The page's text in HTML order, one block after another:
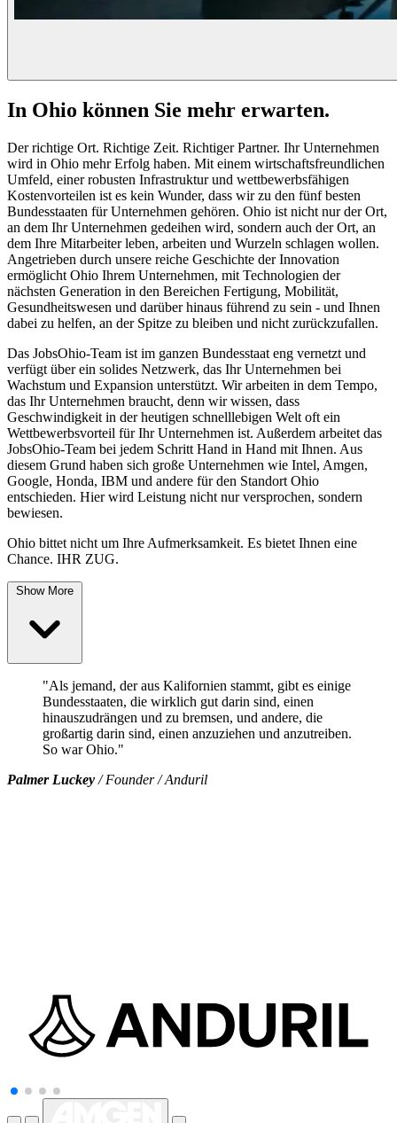
In Ohio können Sie mehr erwarten.
Der richtige Ort. Richtige Zeit. Richtiger Partner. Ihr Unternehmen
wird in Ohio mehr Erfolg haben. Mit einem wirtschaftsfreundlichen
Umfeld, einer robusten Infrastruktur und wettbewerbsfähigen
Kostenvorteilen ist es kein Wunder, dass wir zu den fünf besten
Bundesstaaten für Unternehmen gehören. Ohio ist nicht nur der Ort,
an dem Ihr Unternehmen gedeihen wird, sondern auch der Ort, an
dem Ihre Mitarbeiter leben, arbeiten und Wurzeln schlagen wollen.
Angetrieben durch unsere reiche Geschichte der Innovation
ermöglicht Ohio Ihrem Unternehmen, mit Technologien der
nächsten Generation in den Bereichen Fertigung, Mobilität,
Gesundheitswesen und darüber hinaus führend zu sein - und Ihnen
dabei zu helfen, an der Spitze zu bleiben und nicht zurückzufallen.
Das JobsOhio-Team ist im ganzen Bundesstaat eng vernetzt und
verfügt über ein solides Netzwerk, das Ihr Unternehmen bei
Wachstum und Expansion unterstützt. Wir arbeiten in dem Tempo,
das Ihr Unternehmen braucht, denn wir wissen, dass
Geschwindigkeit in der heutigen schnelllebigen Welt oft ein
Wettbewerbsvorteil für Ihr Unternehmen ist. Außerdem arbeitet das
JobsOhio-Team bei jedem Schritt Hand in Hand mit Ihnen. Aus
diesem Grund haben sich große Unternehmen wie Intel, Amgen,
Google, Honda, IBM und andere für den Standort Ohio
entschieden. Hier wird Leistung nicht nur versprochen, sondern
bewiesen.
Ohio bittet nicht um Ihre Aufmerksamkeit. Es bietet Ihnen eine
Chance. IHR ZUG.
Show More
"Als jemand, der aus Kalifornien stammt, gibt es einige
Bundesstaaten, die wirklich gut darin sind, einen
hinauszudrängen und zu bremsen, und andere, die
großartig darin sind, einen anzuziehen und anzutreiben.
So war Ohio."
Palmer Luckey / Founder / Anduril